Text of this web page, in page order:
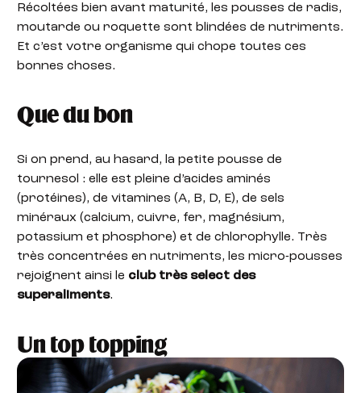
Récoltées bien avant maturité, les pousses de radis,
moutarde ou roquette sont blindées de nutriments.
Et c’est votre organisme qui chope toutes ces
bonnes choses.
Que du bon
Si on prend, au hasard, la petite pousse de
tournesol : elle est pleine d’acides aminés
(protéines), de vitamines (A, B, D, E), de sels
minéraux (calcium, cuivre, fer, magnésium,
potassium et phosphore) et de chlorophylle. Très
très concentrées en nutriments, les micro-pousses
rejoignent ainsi le club très select des
superaliments.
Un top topping